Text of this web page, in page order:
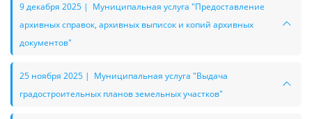
9 декабря 2025 | Муниципальная услуга "Предоставление
архивных справок, архивных выписок и копий архивных
документов"
25 ноября 2025 | Муниципальная услуга "Выдача
градостроительных планов земельных участков"